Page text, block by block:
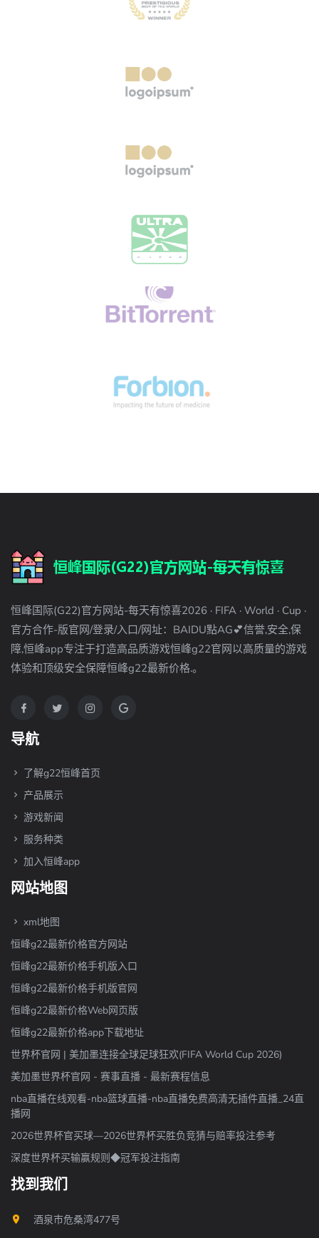
恒峰国际(G22)官方网站-每天有惊喜2026 · FIFA · World · Cup ·
官方合作-版官网/登录/入口/网址：BAIDU點AG💕信誉,安全,保
障,恒峰app专注于打造高品质游戏恒峰g22官网以高质量的游戏
体验和顶级安全保障恒峰g22最新价格.。
导航
了解g22恒峰首页
产品展示
游戏新闻
服务种类
加入恒峰app
网站地图
xml地图
恒峰g22最新价格官方网站
恒峰g22最新价格手机版入口
恒峰g22最新价格手机版官网
恒峰g22最新价格Web网页版
恒峰g22最新价格app下载地址
世界杯官网 | 美加墨连接全球足球狂欢(FIFA World Cup 2026)
美加墨世界杯官网 - 赛事直播 - 最新赛程信息
nba直播在线观看-nba篮球直播-nba直播免费高清无插件直播_24直
播网
2026世界杯官买球—2026世界杯买胜负竞猜与赔率投注参考
深度世界杯买输赢规则◆冠军投注指南
找到我们
酒泉市危桑湾477号